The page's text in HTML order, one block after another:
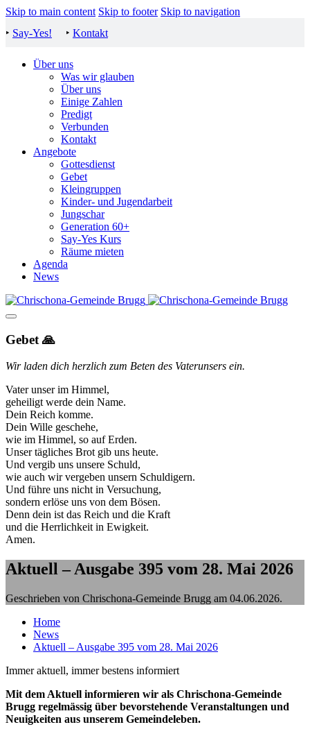
Skip to main content Skip to footer Skip to navigation
‣ Say-Yes! ‣ Kontakt
Über uns
Was wir glauben
Über uns
Einige Zahlen
Predigt
Verbunden
Kontakt
Angebote
Gottesdienst
Gebet
Kleingruppen
Kinder- und Jugendarbeit
Jungschar
Generation 60+
Say-Yes Kurs
Räume mieten
Agenda
News
Gebet 🙏
Wir laden dich herzlich zum Beten des Vaterunsers ein.
Vater unser im Himmel,
geheiligt werde dein Name.
Dein Reich komme.
Dein Wille geschehe,
wie im Himmel, so auf Erden.
Unser tägliches Brot gib uns heute.
Und vergib uns unsere Schuld,
wie auch wir vergeben unsern Schuldigern.
Und führe uns nicht in Versuchung,
sondern erlöse uns von dem Bösen.
Denn dein ist das Reich und die Kraft
und die Herrlichkeit in Ewigkeit.
Amen.
Aktuell – Ausgabe 395 vom 28. Mai 2026
Geschrieben von Chrischona-Gemeinde Brugg am 04.06.2026.
Home
News
Aktuell – Ausgabe 395 vom 28. Mai 2026
Immer aktuell, immer bestens informiert
Mit dem Aktuell informieren wir als Chrischona-Gemeinde
Brugg regelmässig über bevorstehende Veranstaltungen und
Neuigkeiten aus unserem Gemeindeleben.